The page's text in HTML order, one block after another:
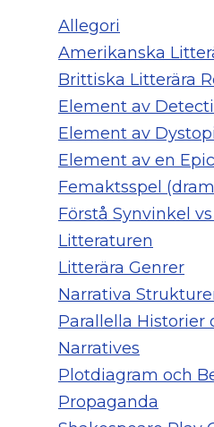
Allegori
Amerikanska
Brittiska Litterära
Element av
Element av
Element av en Epic
Femaktsspel
Förstå Synvinkel
Litteraturen
Litterära Genrer
Narrativa
Parallella Historier
Narratives
Plotdiagram och
Propaganda